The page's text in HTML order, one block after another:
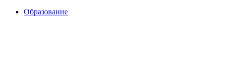
Образование